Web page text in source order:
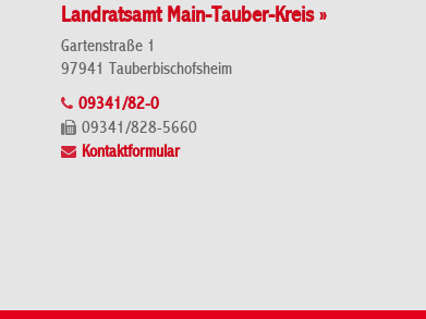
Landratsamt Main-Tauber-Kreis »
Gartenstraße 1
97941 Tauberbischofsheim
09341/82-0
09341/828-5660
Kontaktformular